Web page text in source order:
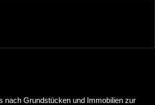
nach Grundstücken und Immobilien zur